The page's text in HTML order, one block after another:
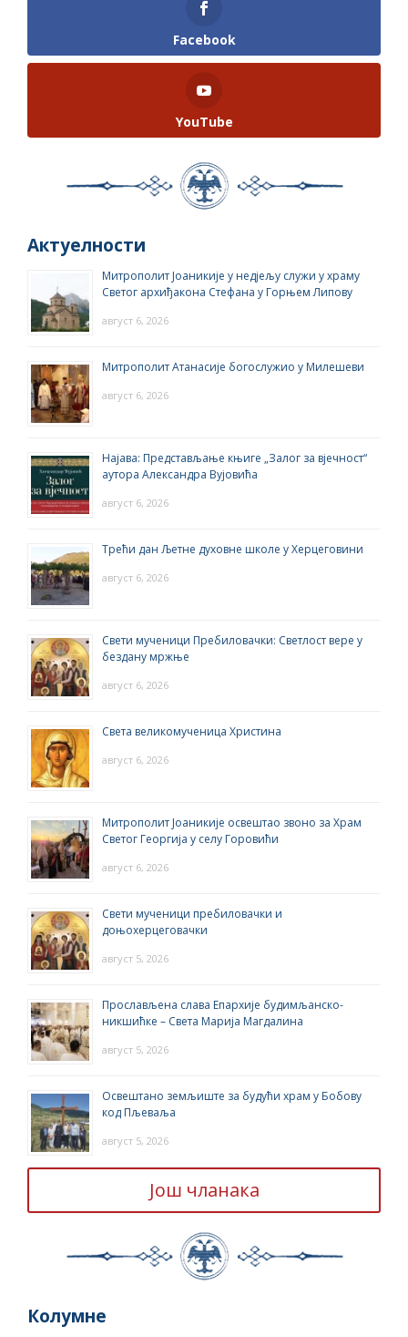
Facebook
YouTube
Актуелности
Митрополит Јоаникије у недјељу служи у храму
Светог архиђакона Стефана у Горњем Липову
август 6, 2026
Митрополит Атанасије богослужио у Милешеви
август 6, 2026
Најава: Представљање књиге „Залог за вјечност“
аутора Александра Вујовића
август 6, 2026
Трећи дан Љетне духовне школе у Херцеговини
август 6, 2026
Свети мученици Пребиловачки: Светлост вере у
бездану мржње
август 6, 2026
Света великомученица Христина
август 6, 2026
Митрополит Јоаникије освештао звоно за Храм
Светог Георгија у селу Горовићи
август 6, 2026
Свети мученици пребиловачки и
доњохерцеговачки
август 5, 2026
Прослављена слава Епархије будимљанско-
никшићке – Света Марија Магдалина
август 5, 2026
Освештано земљиште за будући храм у Бобову
код Пљеваља
август 5, 2026
Још чланака
Колумне